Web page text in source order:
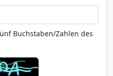
Buchstaben/Zahlen des